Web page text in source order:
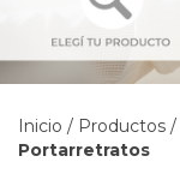
Inicio / Productos /
Portarretratos